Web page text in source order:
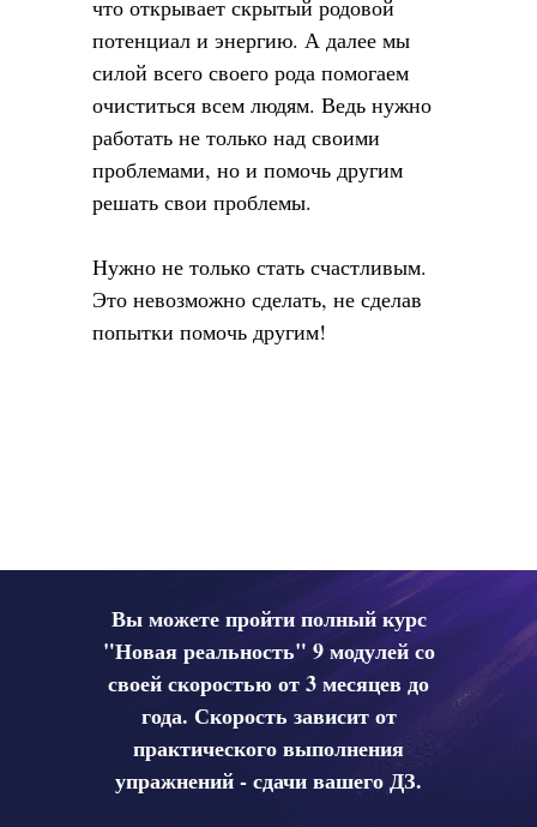
что открывает скрытый родовой
потенциал и энергию. А далее мы
силой всего своего рода помогаем
очиститься всем людям. Ведь нужно
работать не только над своими
проблемами, но и помочь другим
решать свои проблемы.
Нужно не только стать счастливым.
Это невозможно сделать, не сделав
попытки помочь другим!
Вы можете пройти полный курс
"Новая реальность" 9 модулей со
своей скоростью от 3 месяцев до
года. Скорость зависит от
практического выполнения
упражнений - сдачи вашего ДЗ.